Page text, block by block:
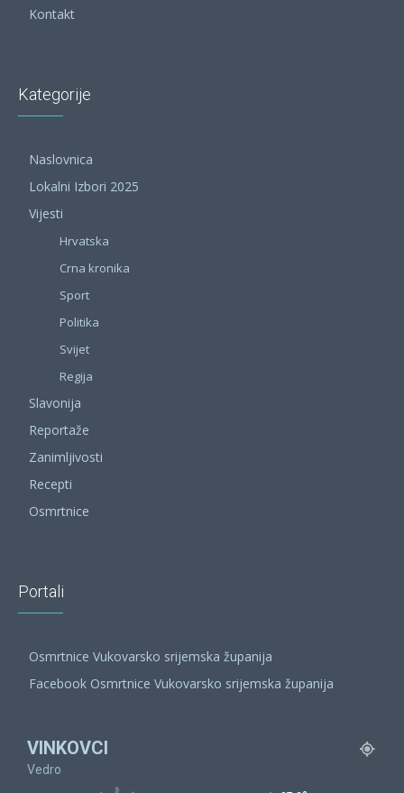
Kontakt
Kategorije
Naslovnica
Lokalni Izbori 2025
Vijesti
Hrvatska
Crna kronika
Sport
Politika
Svijet
Regija
Slavonija
Reportaže
Zanimljivosti
Recepti
Osmrtnice
Portali
Osmrtnice Vukovarsko srijemska županija
Facebook Osmrtnice Vukovarsko srijemska županija
VINKOVCI
Vedro